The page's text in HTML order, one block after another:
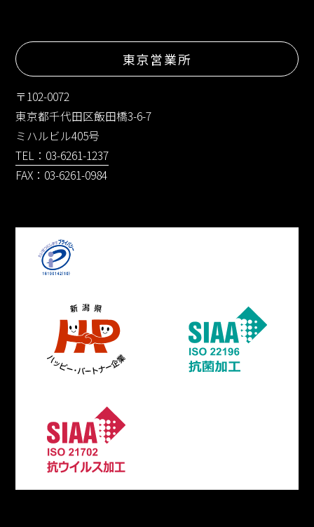
東京営業所
〒102-0072
東京都千代田区飯田橋3-6-7
ミハルビル405号
TEL：03-6261-1237
FAX：03-6261-0984